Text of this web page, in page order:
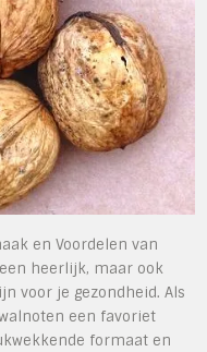
en Voordelen van
heerlijk, maar ook
voor je gezondheid. Als
een favoriet
formaat en